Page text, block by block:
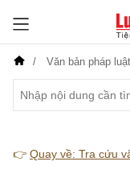
Văn bản pháp luật
👉 Quay về: Tra cứu